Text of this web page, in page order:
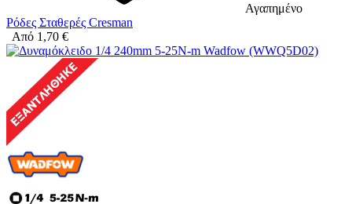
Αγαπημένο
Ρόδες Σταθερές Cresman
Από 1,70 €